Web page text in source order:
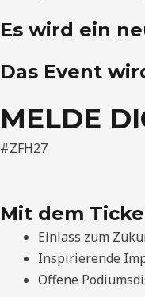
Es wird ein
Das Event
MELDE
#ZFH27
Mit dem
Einlass zum
Inspirierende
Offene